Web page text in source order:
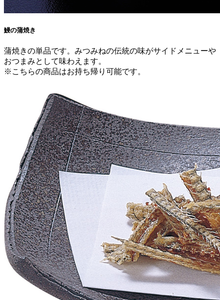
鰻の蒲焼き
蒲焼きの単品です。みつみねの伝統の味がサイドメニューや
おつまみとして味わえます。
※こちらの商品はお持ち帰り可能です。